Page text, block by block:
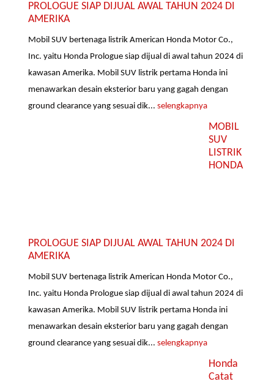
PROLOGUE SIAP DIJUAL AWAL TAHUN 2024 DI
AMERIKA
Mobil SUV bertenaga listrik American Honda Motor Co.,
Inc. yaitu Honda Prologue siap dijual di awal tahun 2024 di
kawasan Amerika. Mobil SUV listrik pertama Honda ini
menawarkan desain eksterior baru yang gagah dengan
ground clearance yang sesuai dik...selengkapnya
MOBIL
SUV
LISTRIK
HONDA
PROLOGUE SIAP DIJUAL AWAL TAHUN 2024 DI
AMERIKA
Mobil SUV bertenaga listrik American Honda Motor Co.,
Inc. yaitu Honda Prologue siap dijual di awal tahun 2024 di
kawasan Amerika. Mobil SUV listrik pertama Honda ini
menawarkan desain eksterior baru yang gagah dengan
ground clearance yang sesuai dik...selengkapnya
Honda
Catat